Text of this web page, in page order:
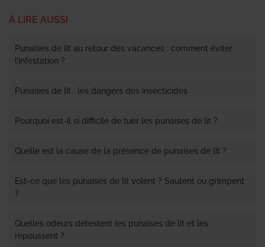
À LIRE AUSSI
Punaises de lit au retour des vacances : comment éviter
l’infestation ?
Punaises de lit : les dangers des insecticides
Pourquoi est-il si difficile de tuer les punaises de lit ?
Quelle est la cause de la présence de punaises de lit ?
Est-ce que les punaises de lit volent ? Sautent ou grimpent
?
Quelles odeurs détestent les punaises de lit et les
repoussent ?